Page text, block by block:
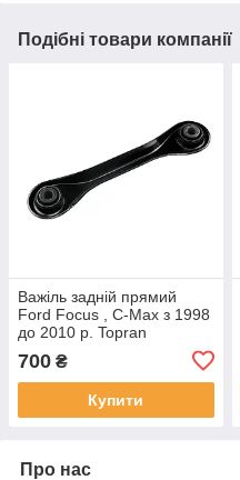
Подібні товари компанії
Важіль задній прямий
Ford Focus , C-Max з 1998
до 2010 р. Topran
700 ₴
Купити
Про нас